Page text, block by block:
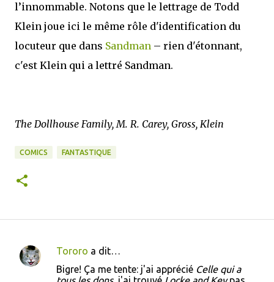
l’innommable. Notons que le lettrage de Todd
Klein joue ici le même rôle d'identification du
locuteur que dans Sandman – rien d'étonnant,
c'est Klein qui a lettré Sandman.
The Dollhouse Family, M. R. Carey, Gross, Klein
COMICS FANTASTIQUE
C
Tororo a dit…
Bigre! Ça me tente: j'ai apprécié Celle qui a